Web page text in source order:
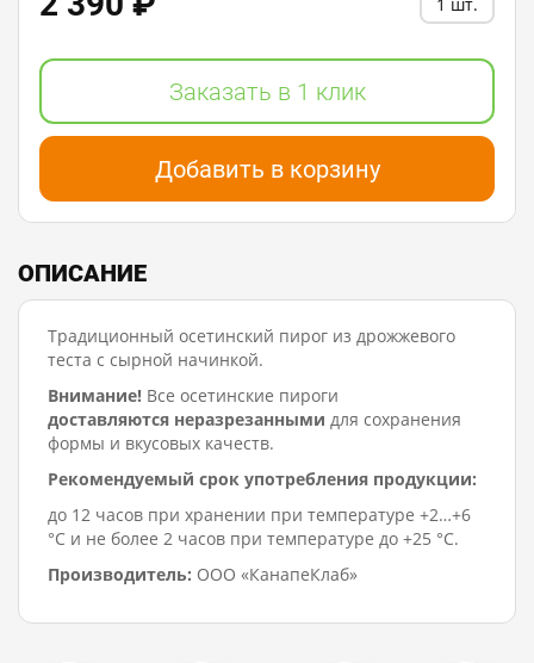
Заказать в 1 клик
Добавить в корзину
ОПИСАНИЕ
Традиционный осетинский пирог из дрожжевого
теста с сырной начинкой.
Внимание! Все осетинские пироги
доставляются неразрезанными для сохранения
формы и вкусовых качеств.
Рекомендуемый срок употребления продукции:
до 12 часов при хранении при температуре +2…+6
°C и не более 2 часов при температуре до +25 °C.
Производитель: ООО «КанапеКлаб»